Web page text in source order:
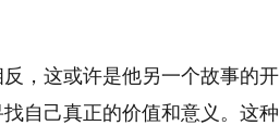
，这或许是他另一个故事的开
自己真正的价值和意义。这种